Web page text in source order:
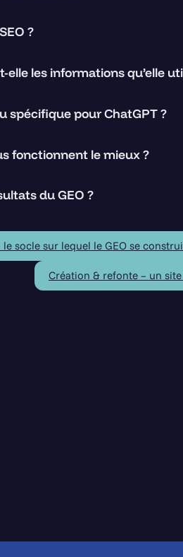
?
les informations qu’elle
spécifique pour ChatGPT ?
fonctionnent le mieux ?
du GEO ?
le socle sur lequel le GEO se
Création & refonte – un